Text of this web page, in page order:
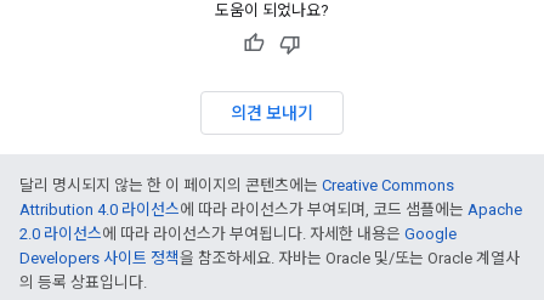
도움이 되었나요?
의견 보내기
달리 명시되지 않는 한 이 페이지의 콘텐츠에는 Creative Commons
Attribution 4.0 라이선스에 따라 라이선스가 부여되며, 코드 샘플에는 Apache
2.0 라이선스에 따라 라이선스가 부여됩니다. 자세한 내용은 Google
Developers 사이트 정책을 참조하세요. 자바는 Oracle 및/또는 Oracle 계열사
의 등록 상표입니다.